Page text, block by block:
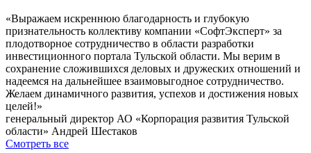
«Выражаем искреннюю благодарность и глубокую
признательность коллективу компании «СофтЭксперт» за
плодотворное сотрудничество в области разработки
инвестиционного портала Тульской области. Мы верим в
сохранение сложившихся деловых и дружеских отношений и
надеемся на дальнейшее взаимовыгодное сотрудничество.
Желаем динамичного развития, успехов и достижения новых
целей!»
генеральный директор АО «Корпорация развития Тульской
области» Андрей Шестаков
Смотреть все